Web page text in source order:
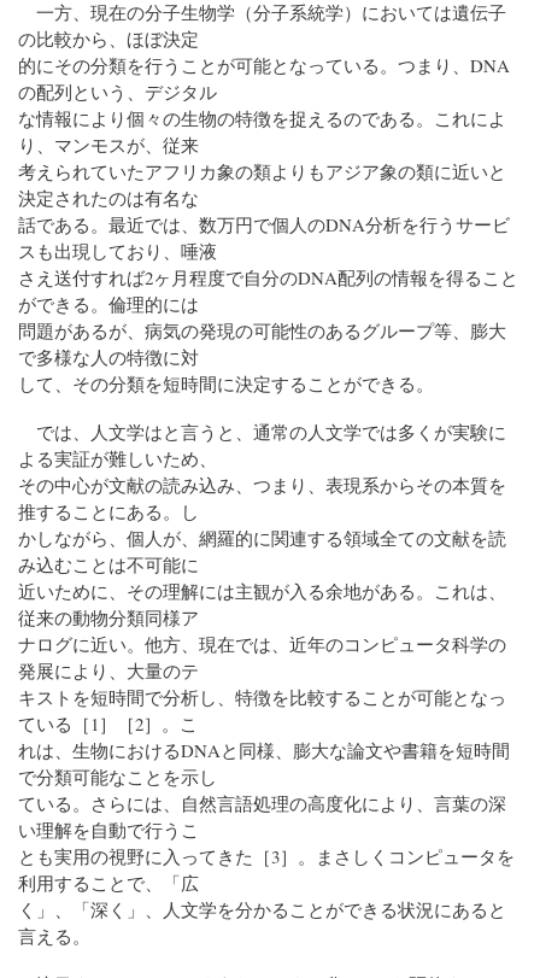
一方、現在の分子生物学（分子系統学）においては遺伝子
の比較から、ほぼ決定
的にその分類を行うことが可能となっている。つまり、DNA
の配列という、デジタル
な情報により個々の生物の特徴を捉えるのである。これによ
り、マンモスが、従来
考えられていたアフリカ象の類よりもアジア象の類に近いと
決定されたのは有名な
話である。最近では、数万円で個人のDNA分析を行うサービ
スも出現しており、唾液
さえ送付すれば2ヶ月程度で自分のDNA配列の情報を得ること
ができる。倫理的には
問題があるが、病気の発現の可能性のあるグループ等、膨大
で多様な人の特徴に対
して、その分類を短時間に決定することができる。
では、人文学はと言うと、通常の人文学では多くが実験に
よる実証が難しいため、
その中心が文献の読み込み、つまり、表現系からその本質を
推することにある。し
かしながら、個人が、網羅的に関連する領域全ての文献を読
み込むことは不可能に
近いために、その理解には主観が入る余地がある。これは、
従来の動物分類同様ア
ナログに近い。他方、現在では、近年のコンピュータ科学の
発展により、大量のテ
キストを短時間で分析し、特徴を比較することが可能となっ
ている［1］［2］。こ
れは、生物におけるDNAと同様、膨大な論文や書籍を短時間
で分類可能なことを示し
ている。さらには、自然言語処理の高度化により、言葉の深
い理解を自動で行うこ
とも実用の視野に入ってきた［3］。まさしくコンピュータを
利用することで、「広
く」、「深く」、人文学を分かることができる状況にあると
言える。